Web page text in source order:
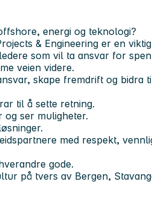
energi og teknologi?
& Engineering er en
som vil ta ansvar for
veien videre.
skape fremdrift og bidra
til å sette retning.
og ser muligheter.
med respekt,
gode.
på tvers av Bergen,